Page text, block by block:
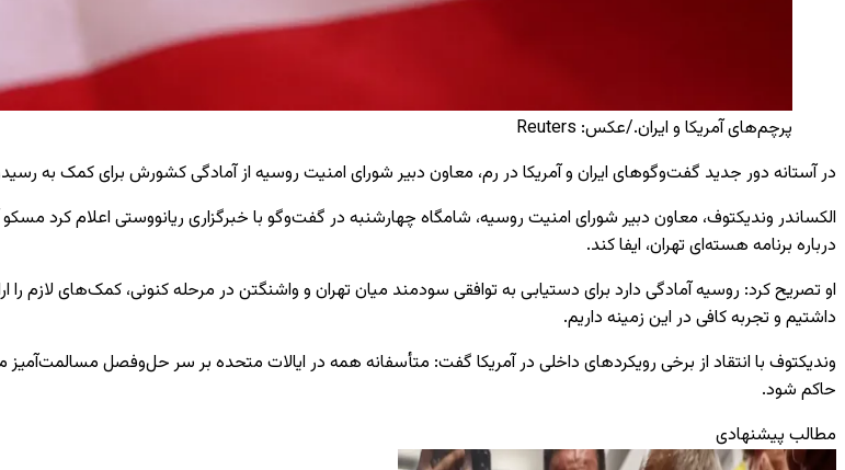
پرچم‌های آمریکا و ایران./عکس: Reuters
در آستانه دور جدید گفت‌وگوهای ایران و آمریکا در رم، معاون دبیر شورای امنیت روسیه از آمادگی کشورش برای کمک به
الکساندر وندیکتوف، معاون دبیر شورای امنیت روسیه، شامگاه چهارشنبه در گفت‌وگو با خبرگزاری ریانووستی اعلام کرد
درباره برنامه هسته‌ای تهران، ایفا کند.
داشتیم و تجربه کافی در این زمینه داریم.
وندیکتوف با انتقاد از برخی رویکردهای داخلی در آمریکا گفت: متأسفانه همه در ایالات متحده بر سر حل‌وفصل مسالمت‌آمیز
حاکم شود.
مطالب پیشنهادی